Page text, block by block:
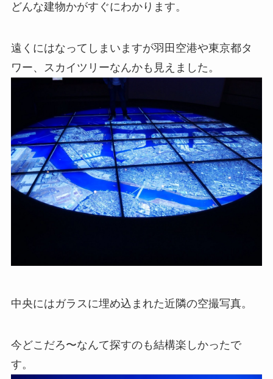
どんな建物かがすぐにわかります。
遠くにはなってしまいますが羽田空港や東京都タ
ワー、スカイツリーなんかも見えました。
中央にはガラスに埋め込まれた近隣の空撮写真。
今どこだろ〜なんて探すのも結構楽しかったで
す。